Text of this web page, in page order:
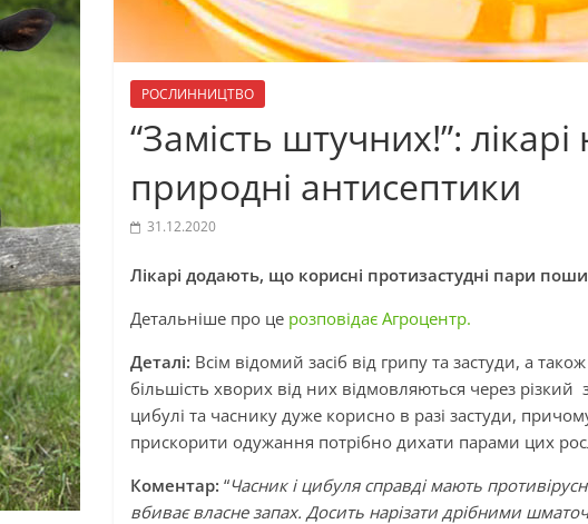
РОСЛИННИЦТВО
“Замість штучних!”:
природні антисептики
31.12.2020
Лікарі додають, що корисні протизастудні пари
Детальніше про це розповідає Агроцентр.
Деталі: Всім відомий засіб від грипу та застуди, а
більшість хворих від них відмовляються через
цибулі та часнику дуже корисно в разі застуди,
прискорити одужання потрібно дихати парами цих
Коментар: “Часник і цибуля справді мають
вбиває власне запах. Досить нарізати дрібними